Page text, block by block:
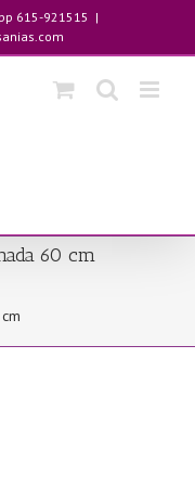
615-921515
|
60 cm